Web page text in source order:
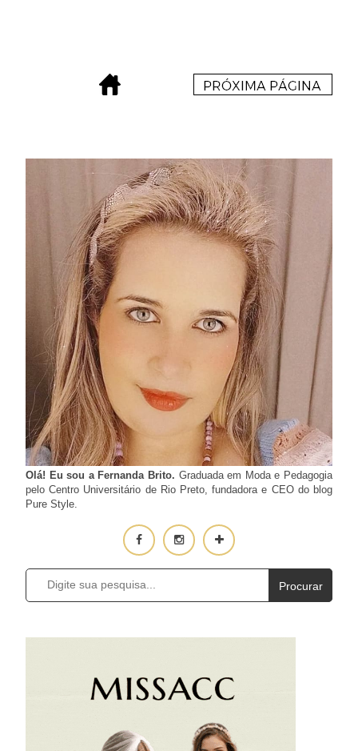
Olá! Eu sou a Fernanda Brito. Graduada em Moda e Pedagogia
pelo Centro Universitário de Rio Preto, fundadora e CEO do blog
Pure Style.
Procurar